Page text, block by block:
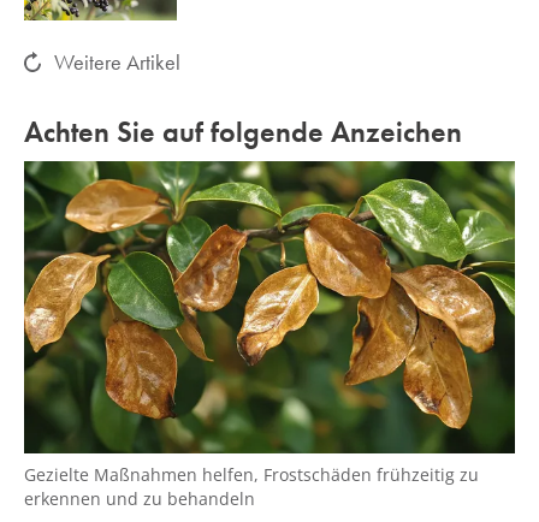
Weitere Artikel
Achten Sie auf folgende Anzeichen
Gezielte Maßnahmen helfen, Frostschäden frühzeitig zu
erkennen und zu behandeln